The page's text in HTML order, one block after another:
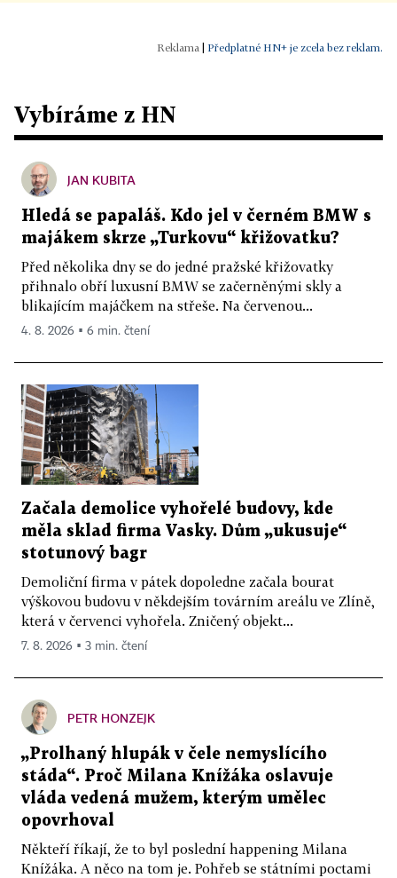
Předplatné HN+ je zcela bez reklam.
Vybíráme z HN
JAN KUBITA
Hledá se papaláš. Kdo jel v černém BMW s
majákem skrze „Turkovu“ křižovatku?
Před několika dny se do jedné pražské křižovatky
přihnalo obří luxusní BMW se začerněnými skly a
blikajícím majáčkem na střeše. Na červenou...
4. 8. 2026 ▪ 6 min. čtení
Začala demolice vyhořelé budovy, kde
měla sklad firma Vasky. Dům „ukusuje“
stotunový bagr
Demoliční firma v pátek dopoledne začala bourat
výškovou budovu v někdejším továrním areálu ve Zlíně,
která v červenci vyhořela. Zničený objekt...
7. 8. 2026 ▪ 3 min. čtení
PETR HONZEJK
„Prolhaný hlupák v čele nemyslícího
stáda“. Proč Milana Knížáka oslavuje
vláda vedená mužem, kterým umělec
opovrhoval
Někteří říkají, že to byl poslední happening Milana
Knížáka. A něco na tom je. Pohřeb se státními poctami